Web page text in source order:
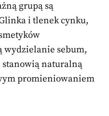
grupą są
i tlenek cynku,
wydzielanie sebum,
stanowią naturalną
promieniowaniem